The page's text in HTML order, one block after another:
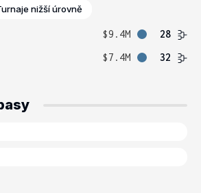
nižší úrovně
$9.4M
28
$7.4M 32